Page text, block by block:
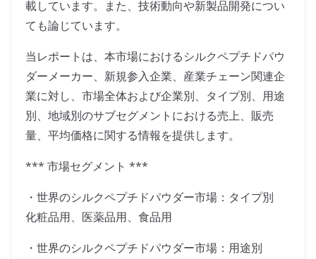
載しています。また、技術動向や新製品開発につい
ても論じています。
当レポートは、本市場におけるシルクペプチドパウ
ダーメーカー、新規参入企業、産業チェーン関連企
業に対し、市場全体および企業別、タイプ別、用途
別、地域別のサブセグメントにおける売上、販売
量、平均価格に関する情報を提供します。
*** 市場セグメント ***
・世界のシルクペプチドパウダー市場：タイプ別
化粧品用、医薬品用、食品用
・世界のシルクペプチドパウダー市場：用途別